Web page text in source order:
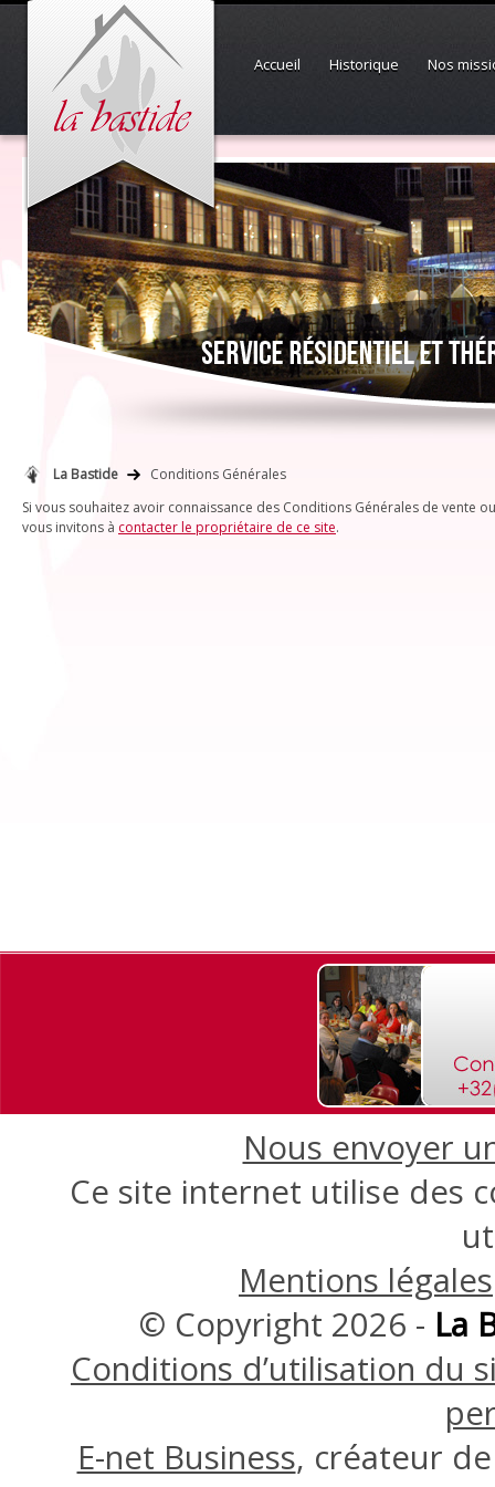
Accueil Historique Nos
La Bastide
Conditions Générales
Si vous souhaitez avoir connaissance des Conditions Générales de vente
vous invitons à contacter le propriétaire de ce site.
Nous envoyer
Ce site internet utilise des
Mentions légales
© Copyright 2026 - La
Conditions d’utilisation du
E-net Business, créateur